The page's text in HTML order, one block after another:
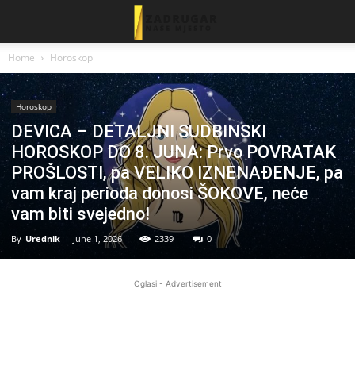
Home Horoskop
Horoskop
DEVICA – DETALJNI SUDBINSKI
HOROSKOP DO 8. JUNA: Prvo POVRATAK
PROŠLOSTI, pa VELIKO IZNENAĐENJE, pa
vam kraj perioda donosi ŠOKOVE, neće
vam biti svejedno!
By Urednik - June 1, 2026 2339 0
Oglasi - Advertisement